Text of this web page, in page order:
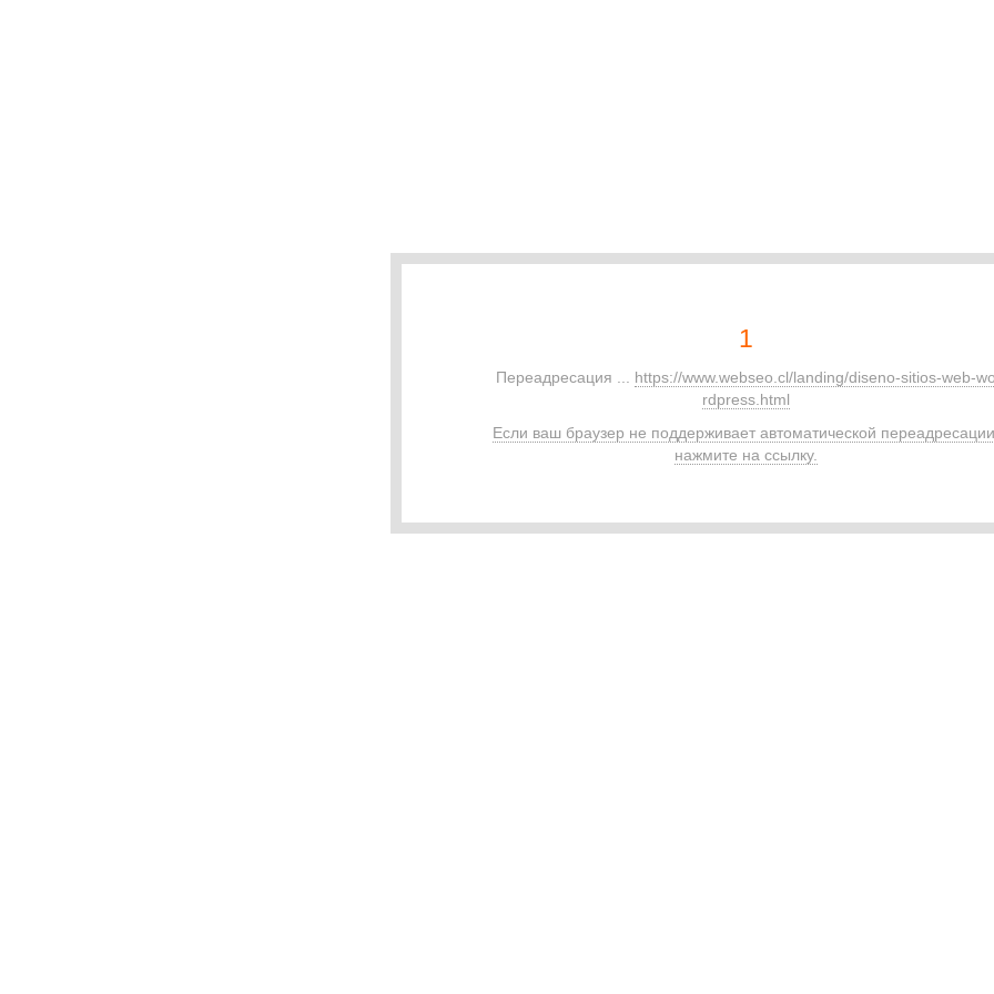
1
Переадресация ... https://www.webseo.cl/landing/diseno-sitios-web-
rdpress.html
Если ваш браузер не поддерживает автоматической
нажмите на ссылку.